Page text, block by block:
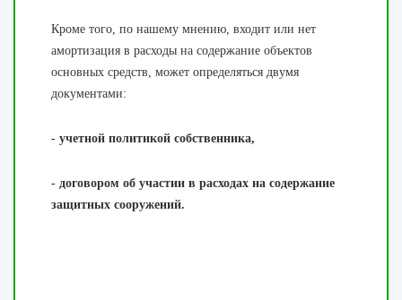
Кроме того, по нашему мнению, входит или нет
амортизация в расходы на содержание объектов
основных средств, может определяться двумя
документами:
- учетной политикой собственника,
- договором об участии в расходах на содержание
защитных сооружений.